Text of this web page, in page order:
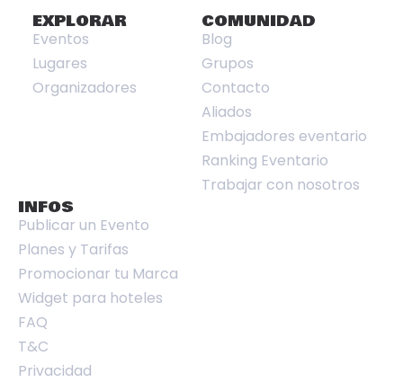
EXPLORAR
Eventos
Lugares
Organizadores
COMUNIDAD
Blog
Grupos
Contacto
Aliados
Embajadores eventario
Ranking Eventario
Trabajar con nosotros
INFOS
Publicar un Evento
Planes y Tarifas
Promocionar tu Marca
Widget para hoteles
FAQ
T&C
Privacidad